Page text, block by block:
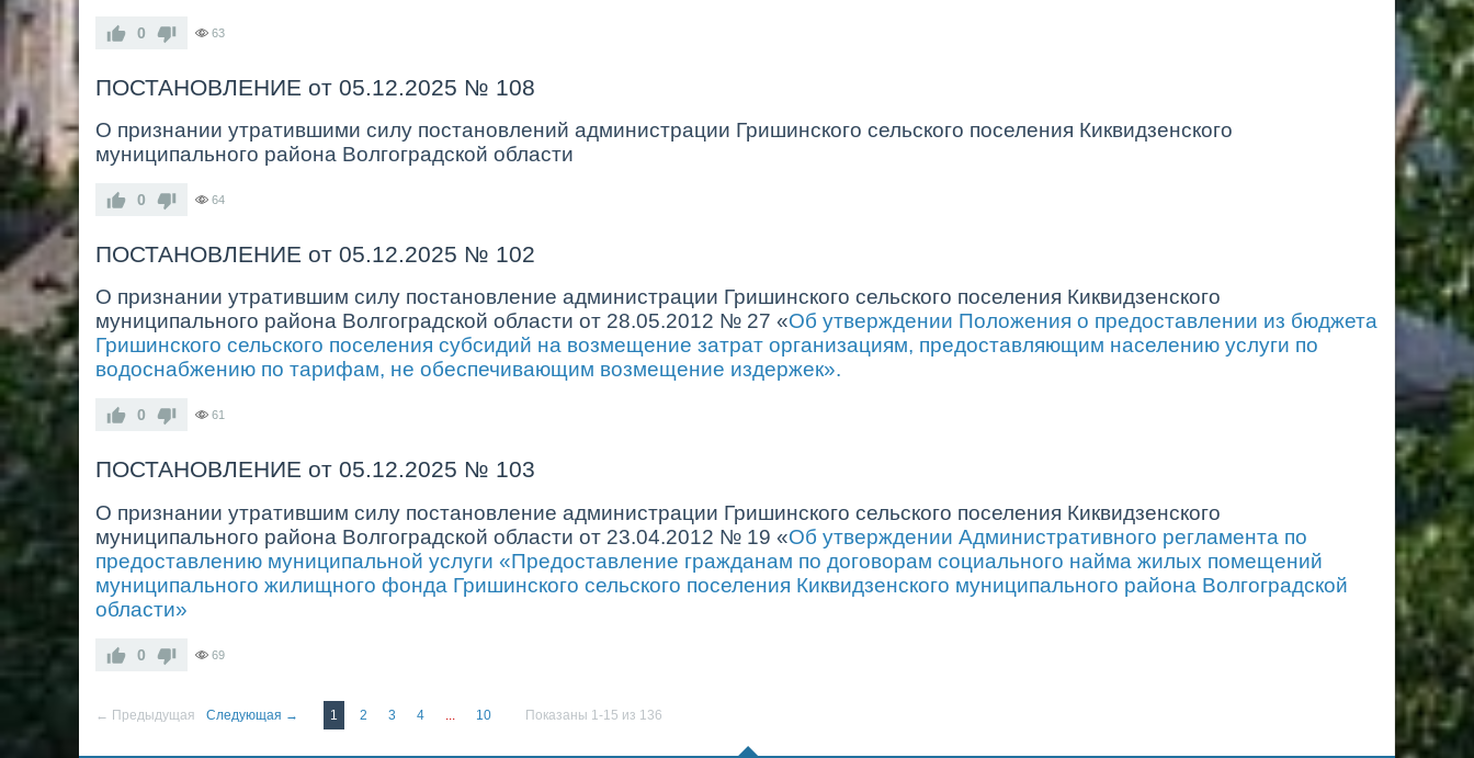
0 63
ПОСТАНОВЛЕНИЕ от 05.12.2025 № 108
О признании утратившими силу постановлений администрации Гришинского сельского поселения Киквидзенского
муниципального района Волгоградской области
0 64
ПОСТАНОВЛЕНИЕ от 05.12.2025 № 102
О признании утратившим силу постановление администрации Гришинского сельского поселения Киквидзенского
муниципального района Волгоградской области от 28.05.2012 № 27 «Об утверждении Положения о предоставлении из бюджета
Гришинского сельского поселения субсидий на возмещение затрат организациям, предоставляющим населению услуги по
водоснабжению по тарифам, не обеспечивающим возмещение издержек».
0 61
ПОСТАНОВЛЕНИЕ от 05.12.2025 № 103
О признании утратившим силу постановление администрации Гришинского сельского поселения Киквидзенского
муниципального района Волгоградской области от 23.04.2012 № 19 «Об утверждении Административного регламента по
предоставлению муниципальной услуги «Предоставление гражданам по договорам социального найма жилых помещений
муниципального жилищного фонда Гришинского сельского поселения Киквидзенского муниципального района Волгоградской
области»
0 69
← Предыдущая Следующая → 1 2 3 4 10 Показаны 1-15 из 136